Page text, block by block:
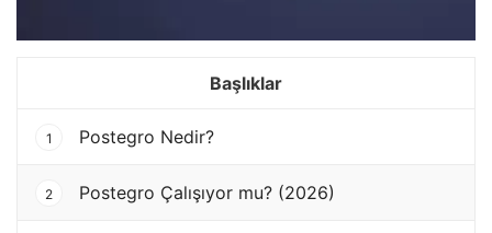
Başlıklar
1 Postegro Nedir?
2 Postegro Çalışıyor mu? (2026)